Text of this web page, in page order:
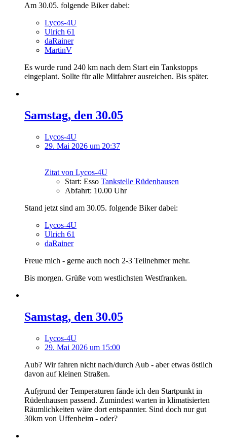
Am 30.05. folgende Biker dabei:
Lycos-4U
Ulrich 61
daRainer
MartinV
Es wurde rund 240 km nach dem Start ein Tankstopps
eingeplant. Sollte für alle Mitfahrer ausreichen. Bis später.
Samstag, den 30.05
Lycos-4U
29. Mai 2026 um 20:37
Zitat von Lycos-4U
Start: Esso Tankstelle Rüdenhausen
Abfahrt: 10.00 Uhr
Stand jetzt sind am 30.05. folgende Biker dabei:
Lycos-4U
Ulrich 61
daRainer
Freue mich - gerne auch noch 2-3 Teilnehmer mehr.
Bis morgen. Grüße vom westlichsten Westfranken.
Samstag, den 30.05
Lycos-4U
29. Mai 2026 um 15:00
Aub? Wir fahren nicht nach/durch Aub - aber etwas östlich
davon auf kleinen Straßen.
Aufgrund der Temperaturen fände ich den Startpunkt in
Rüdenhausen passend. Zumindest warten in klimatisierten
Räumlichkeiten wäre dort entspannter. Sind doch nur gut
30km von Uffenheim - oder?